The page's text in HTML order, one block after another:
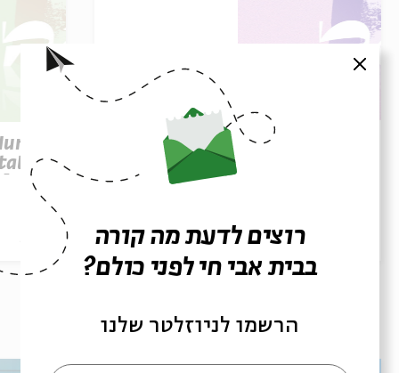
Parashat Re’eh – To See
Beyond | Rabbi Shai
28/07/26
עוד בבית אבי חי
סגור
רוצים לדעת מה קורה
בבית אבי חי לפני כולם?
הרשמו לניוזלטר שלנו